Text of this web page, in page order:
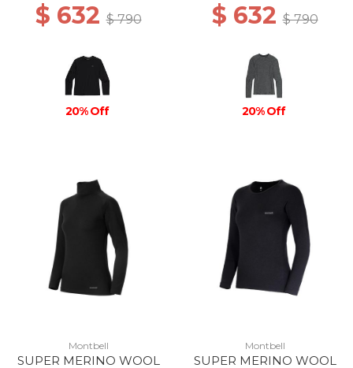
$ 632$ 790
20% Off
$ 632$ 790
20% Off
Montbell
SUPER MERINO WOOL
Montbell
SUPER MERINO WOOL